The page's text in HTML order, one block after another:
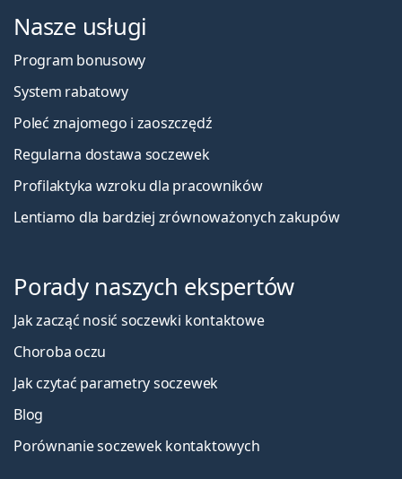
Nasze usługi
Program bonusowy
System rabatowy
Poleć znajomego i zaoszczędź
Regularna dostawa soczewek
Profilaktyka wzroku dla pracowników
Lentiamo dla bardziej zrównoważonych zakupów
Porady naszych ekspertów
Jak zacząć nosić soczewki kontaktowe
Choroba oczu
Jak czytać parametry soczewek
Blog
Porównanie soczewek kontaktowych